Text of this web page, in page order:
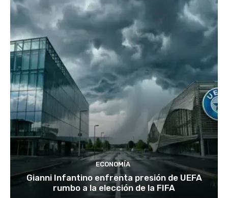
ECONOMÍA
Gianni Infantino enfrenta presión de UEFA
rumbo a la elección de la FIFA